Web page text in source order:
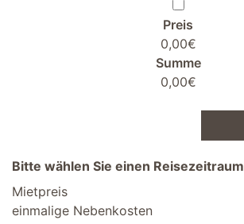
Preis
0,00€
Summe
0,00€
Bitte wählen Sie einen Reisezeitraum
Mietpreis
einmalige Nebenkosten